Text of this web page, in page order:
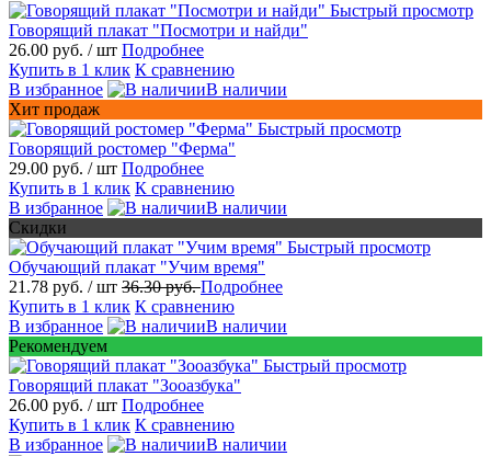
Быстрый просмотр
Говорящий плакат "Посмотри и найди"
26.00 руб. / шт Подробнее
Купить в 1 клик К сравнению
В избранное
В наличии
Хит продаж
Быстрый просмотр
Говорящий ростомер "Ферма"
29.00 руб. / шт Подробнее
Купить в 1 клик К сравнению
В избранное
В наличии
Скидки
Быстрый просмотр
Обучающий плакат "Учим время"
21.78 руб. / шт 36.30 руб.Подробнее
Купить в 1 клик К сравнению
В избранное
В наличии
Рекомендуем
Быстрый просмотр
Говорящий плакат "Зооазбука"
26.00 руб. / шт Подробнее
Купить в 1 клик К сравнению
В избранное
В наличии